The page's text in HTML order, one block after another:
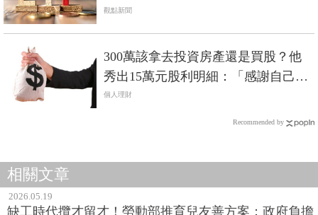
觀點新聞
300萬該拿去投資房產還是買股？他
秀出15萬元股利明細：「感謝自己當
年的蠢動…」
個人理財
Recommended by
相關文章
2026.05.19
缺工時代攬才留才！勞動部推育兒友善方案：政府負擔